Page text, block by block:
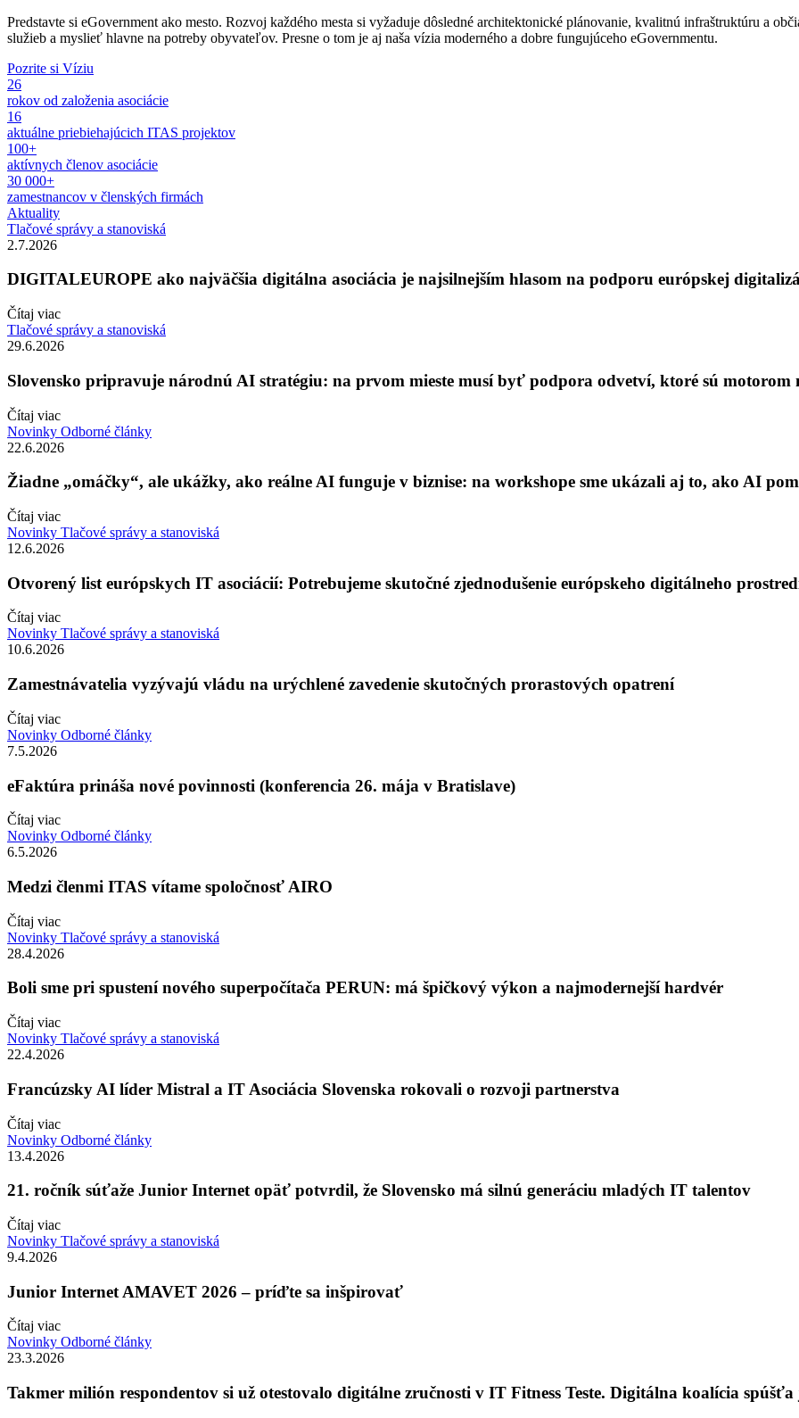
Predstavte si eGovernment ako mesto. Rozvoj každého mesta si vyžaduje dôsledné architektonické plánovanie, kvalitnú infraštruktúru a
služieb a myslieť hlavne na potreby obyvateľov. Presne o tom je aj naša vízia moderného a dobre fungujúceho eGovernmentu.
Pozrite si Víziu
26
rokov od založenia asociácie
16
aktuálne priebiehajúcich ITAS projektov
100+
aktívnych členov asociácie
30 000+
zamestnancov v členských firmách
Aktuality
Tlačové správy a stanoviská
2.7.2026
DIGITALEUROPE ako najväčšia digitálna asociácia je najsilnejším hlasom na podporu európskej
Čítaj viac
Tlačové správy a stanoviská
29.6.2026
Slovensko pripravuje národnú AI stratégiu: na prvom mieste musí byť podpora odvetví, ktoré sú motorom
Čítaj viac
Novinky Odborné články
22.6.2026
Žiadne „omáčky“, ale ukážky, ako reálne AI funguje v biznise: na workshope sme ukázali aj to, ako AI
Čítaj viac
Novinky Tlačové správy a stanoviská
12.6.2026
Otvorený list európskych IT asociácií: Potrebujeme skutočné zjednodušenie európskeho digitálneho
Čítaj viac
Novinky Tlačové správy a stanoviská
10.6.2026
Zamestnávatelia vyzývajú vládu na urýchlené zavedenie skutočných prorastových opatrení
Čítaj viac
Novinky Odborné články
7.5.2026
eFaktúra prináša nové povinnosti (konferencia 26. mája v Bratislave)
Čítaj viac
Novinky Odborné články
6.5.2026
Medzi členmi ITAS vítame spoločnosť AIRO
Čítaj viac
Novinky Tlačové správy a stanoviská
28.4.2026
Boli sme pri spustení nového superpočítača PERUN: má špičkový výkon a najmodernejší hardvér
Čítaj viac
Novinky Tlačové správy a stanoviská
22.4.2026
Francúzsky AI líder Mistral a IT Asociácia Slovenska rokovali o rozvoji partnerstva
Čítaj viac
Novinky Odborné články
13.4.2026
21. ročník súťaže Junior Internet opäť potvrdil, že Slovensko má silnú generáciu mladých IT talentov
Čítaj viac
Novinky Tlačové správy a stanoviská
9.4.2026
Junior Internet AMAVET 2026 – príďte sa inšpirovať
Čítaj viac
Novinky Odborné články
23.3.2026
Takmer milión respondentov si už otestovalo digitálne zručnosti v IT Fitness Teste. Digitálna koalícia